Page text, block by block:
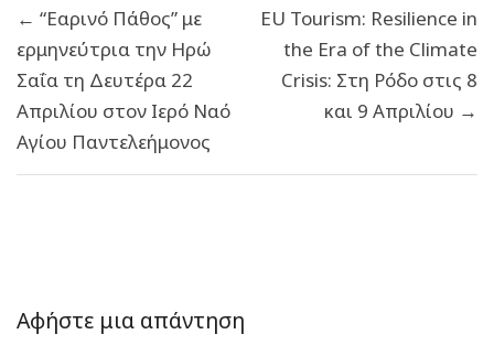
άρθρων
← “Εαρινό Πάθος” με
ερμηνεύτρια την Ηρώ
Σαΐα τη Δευτέρα 22
Απριλίου στον Ιερό Ναό
Αγίου Παντελεήμονος
EU Tourism: Resilience in
the Era of the Climate
Crisis: Στη Ρόδο στις 8
και 9 Απριλίου →
Αφήστε μια απάντηση